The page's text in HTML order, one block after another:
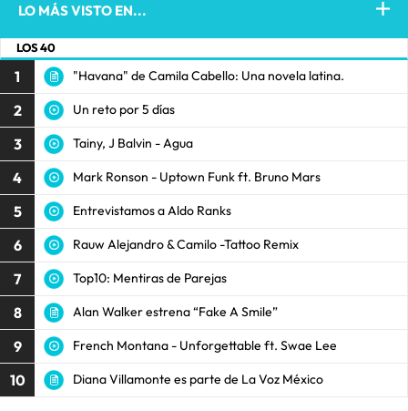
LO MÁS VISTO EN...
LOS 40
1 "Havana" de Camila Cabello: Una novela latina.
2 Un reto por 5 días
3 Tainy, J Balvin - Agua
4 Mark Ronson - Uptown Funk ft. Bruno Mars
5 Entrevistamos a Aldo Ranks
6 Rauw Alejandro & Camilo -Tattoo Remix
7 Top10: Mentiras de Parejas
8 Alan Walker estrena “Fake A Smile”
9 French Montana - Unforgettable ft. Swae Lee
10 Diana Villamonte es parte de La Voz México